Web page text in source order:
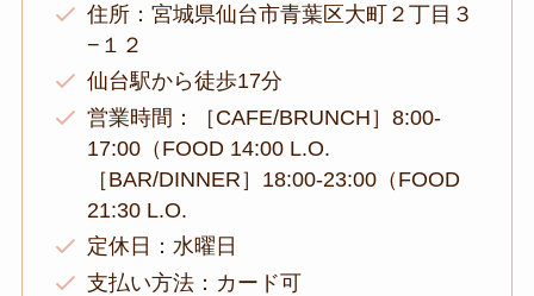
住所：宮城県仙台市青葉区大町２丁目３
−１２
仙台駅から徒歩17分
営業時間：［CAFE/BRUNCH］8:00-
17:00（FOOD 14:00 L.O.
［BAR/DINNER］18:00-23:00（FOOD
21:30 L.O.
定休日：水曜日
支払い方法：カード可